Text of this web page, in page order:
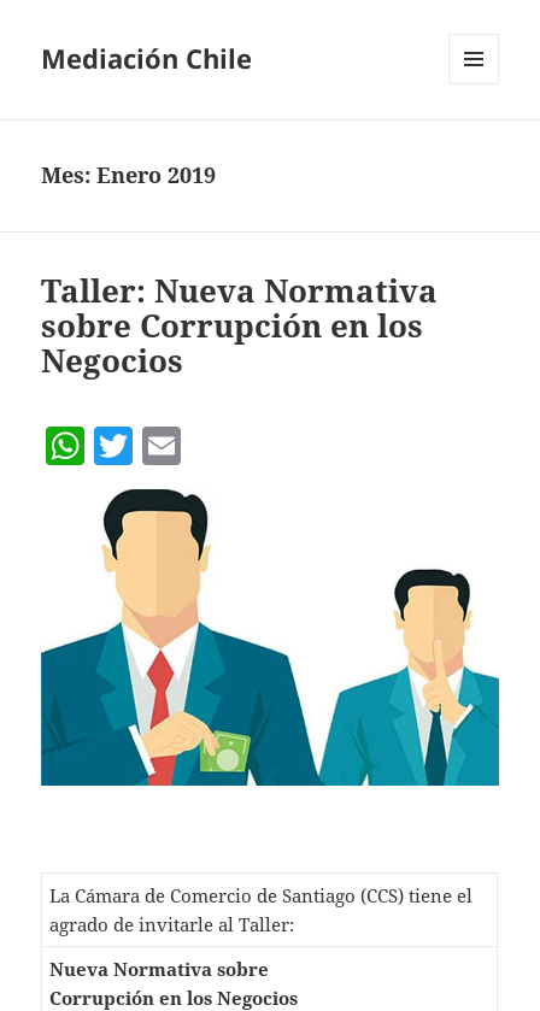
Mediación Chile
Mes:Enero 2019
Taller: Nueva Normativa
sobre Corrupción en los
Negocios
W
at
s
p
p
T
w
itt
m
ai
La Cámara de Comercio de Santiago (CCS) tiene el
agrado de invitarle al Taller:
Nueva Normativa sobre
Corrupción en los Negocios